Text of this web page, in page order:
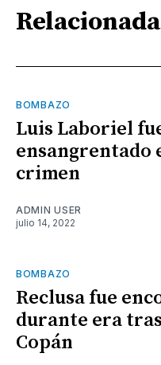
Relacionada
BOMBAZO
Luis Laboriel
ensangrentado
crimen
ADMIN USER
julio 14, 2022
BOMBAZO
Reclusa fue
durante era
Copán